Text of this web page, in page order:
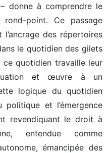
donne à comprendre le
rond-point. Ce passage
des répertoires
le quotidien des gilets
ce quotidien travaille leur
et œuvre à un
logique du quotidien
et l’émergence
revendiquant le droit à
entendue comme
émancipée des